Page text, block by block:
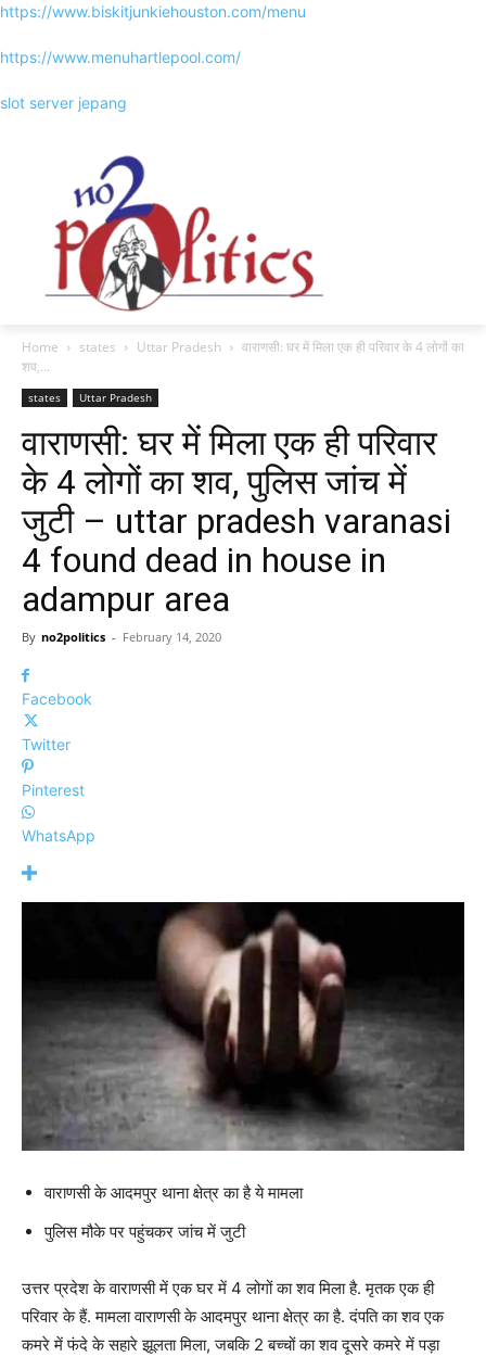
https://www.biskitjunkiehouston.com/menu
https://www.menuhartlepool.com/
slot server jepang
Home states Uttar Pradesh
वाराणसी: घर में मिला एक ही परिवार के 4 लोगों का
शव,...
states Uttar Pradesh
वाराणसी: घर में मिला एक ही परिवार
के 4 लोगों का शव, पुलिस जांच में
जुटी – uttar pradesh varanasi
4 found dead in house in
adampur area
By no2politics - February 14, 2020
Facebook
Twitter
Pinterest
WhatsApp
वाराणसी के आदमपुर थाना क्षेत्र का है ये मामला
पुलिस मौके पर पहुंचकर जांच में जुटी
उत्तर प्रदेश के वाराणसी में एक घर में 4 लोगों का शव मिला है. मृतक एक ही
परिवार के हैं. मामला वाराणसी के आदमपुर थाना क्षेत्र का है. दंपति का शव एक
कमरे में फंदे के सहारे झूलता मिला, जबकि 2 बच्चों का शव दूसरे कमरे में पड़ा